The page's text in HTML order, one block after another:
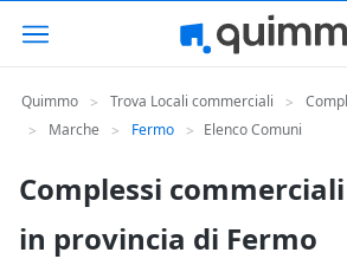
Quimmo > Trova Locali commerciali >
>
Marche > Fermo > Elenco Comuni
Complessi
in provincia di Fermo